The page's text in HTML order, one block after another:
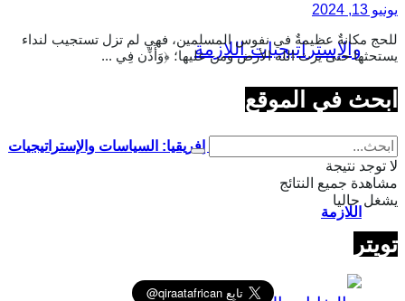
بناء اقتصادات المعرفة في إفريقيا: السياسات والإستراتيجيات
اللازمة
يونيو 13, 2024
للحج مكانةٌ عظيمةٌ في نفوس المسلمين، فهي لم تزل تستجيب لنداء
يستحثها حتى يرث الله الأرض ومن عليها؛ ﴿وَأَذِّن فِي ...
ابحث في الموقع
لا توجد نتيجة
مشاهدة جميع النتائج
يشغل حاليا
تويتر